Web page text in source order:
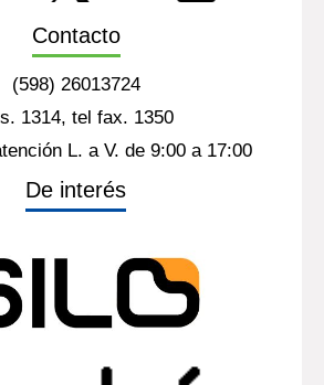
Contacto
(598) 26013724
1314, tel fax. 1350
L. a V. de 9:00 a 17:00
De interés